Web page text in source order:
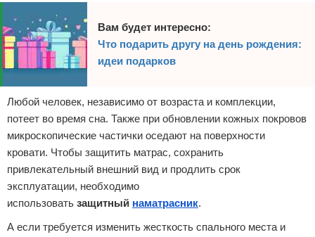
Вам будет интересно:
Что подарить другу на день рождения:
идеи подарков
Любой человек, независимо от возраста и комплекции,
потеет во время сна. Также при обновлении кожных покровов
микроскопические частички оседают на поверхности
кровати. Чтобы защитить матрас, сохранить
привлекательный внешний вид и продлить срок
эксплуатации, необходимо
использовать защитный наматрасник.
А если требуется изменить жесткость спального места и